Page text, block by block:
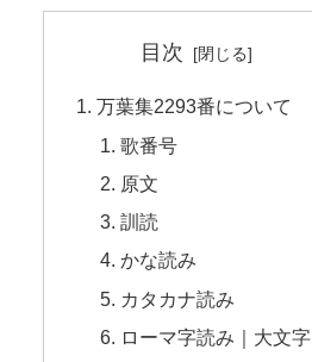
目次
万葉集2293番について
歌番号
原文
訓読
かな読み
カタカナ読み
ローマ字読み｜大文字